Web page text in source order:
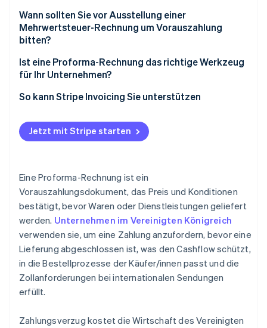
Wann sollten Sie vor Ausstellung einer
Mehrwertsteuer-Rechnung um Vorauszahlung
bitten?
Ist eine Proforma-Rechnung das richtige Werkzeug
für Ihr Unternehmen?
So kann Stripe Invoicing Sie unterstützen
Jetzt mit Stripe starten
Eine Proforma-Rechnung ist ein
Vorauszahlungsdokument, das Preis und Konditionen
bestätigt, bevor Waren oder Dienstleistungen geliefert
werden. Unternehmen im Vereinigten Königreich
verwenden sie, um eine Zahlung anzufordern, bevor eine
Lieferung abgeschlossen ist, was den Cashflow schützt,
in die Bestellprozesse der Käufer/innen passt und die
Zollanforderungen bei internationalen Sendungen
erfüllt.
Zahlungsverzug kostet die Wirtschaft des Vereinigten